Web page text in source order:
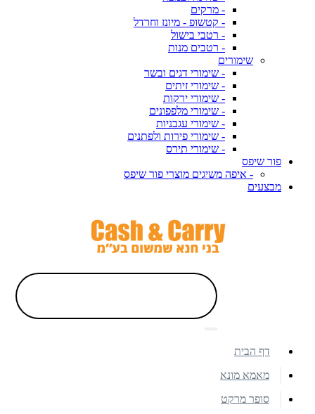
- מרקים
- קטשופ - מיונז וחרדל
- רטבי בישול
- רטבים מנות
שימורים
- שימורי דגים ובשר
- שימורי זיתים
- שימורי ירקות
- שימורי מלפפונים
- שימורי עגבניות
- שימורי פירות ולפתנים
- שימורי תירס
פור שיפס
- איפה משיגים מוצרי פור שיפס
מבצעים
דף הבית
מאמא מונא
סופר מרקט